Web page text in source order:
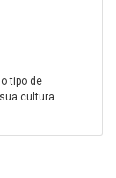
tipo de
cultura.